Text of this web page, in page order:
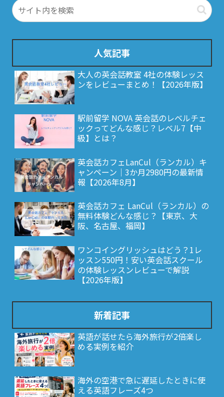
人気記事
大人の英会話教室 4社の体験レッス
ンをレビューまとめ！【2026年版】
駅前留学 NOVA 英会話のレベルチェ
ックってどんな感じ？レベル7【中
級】とは？
英会話カフェLanCul（ランカル）キ
ャンペーン｜3か月2980円の最新情
報【2026年8月】
英会話カフェ LanCul（ランカル）の
無料体験どんな感じ？【東京、大
阪、名古屋、福岡】
ワンコイングリッシュはどう？1レ
ッスン550円！安い英会話スクール
の体験レッスンレビューで解説
【2026年版】
新着記事
英語が話せたら海外旅行が2倍楽し
める実例を紹介
海外の空港で急に遅延したときに使
える英語フレーズ4つ